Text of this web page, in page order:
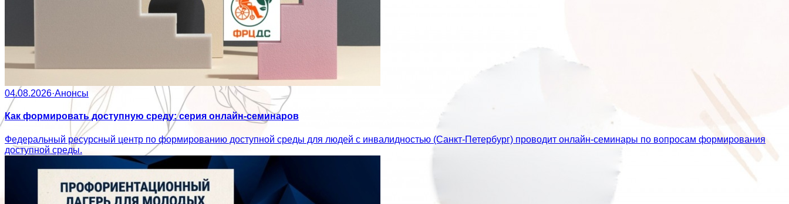
04.08.2026·Анонсы
Как формировать доступную среду: серия онлайн-семинаров
Федеральный ресурсный центр по формированию доступной среды для людей с инвалидностью (Санкт-Петербург) проводит онлайн-семинары по вопросам формирования
доступной среды.